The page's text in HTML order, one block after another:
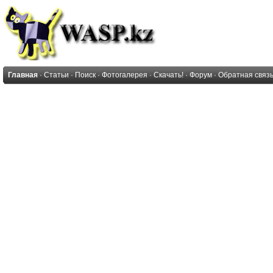
Главная · Статьи · Поиск · Фотогалерея · Скачать! · Форум · Обратная связь